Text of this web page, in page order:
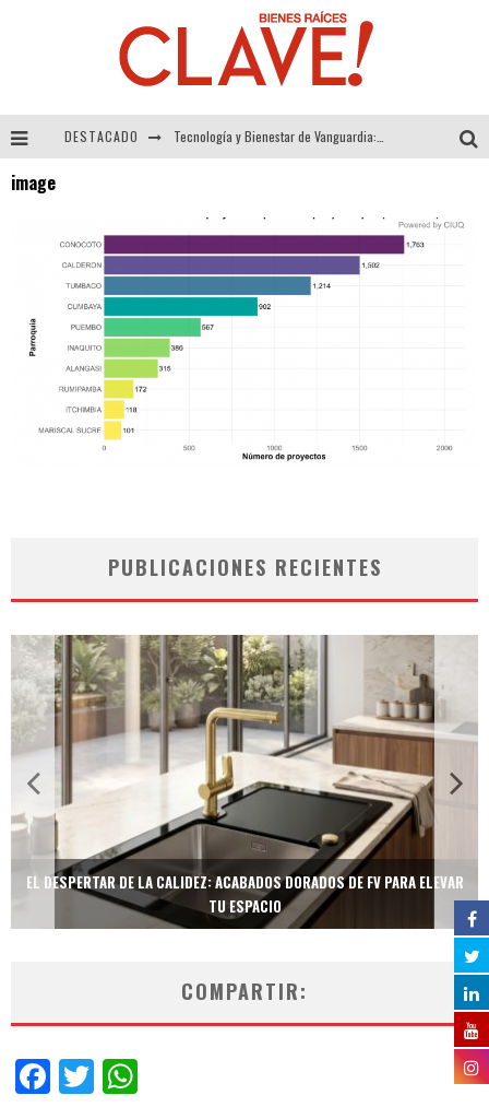
DESTACADO
Alexandra Bedoya – La Constancia detrás de La Paletería
El Despertar de la Calidez: Acabados Dorados de FV para Elevar tu Espacio
image
PUBLICACIONES RECIENTES
EL DESPERTAR DE LA CALIDEZ: ACABADOS DORADOS DE FV PARA ELEVAR
TU ESPACIO
COMPARTIR:
Facebook
Twitter